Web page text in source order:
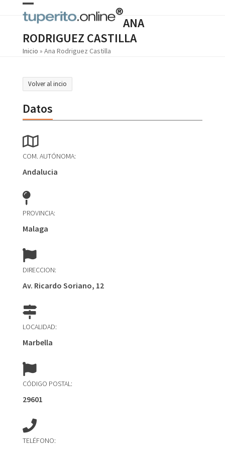
Open
mobile
menu
Close
mobile
menu
ANA
RODRIGUEZ CASTILLA
Inicio » Ana Rodriguez Castilla
Volver al incio
Datos
COM. AUTÓNOMA:
Andalucia
PROVINCIA:
Malaga
DIRECCION:
Av. Ricardo Soriano, 12
LOCALIDAD:
Marbella
CÓDIGO POSTAL:
29601
TELÉFONO: